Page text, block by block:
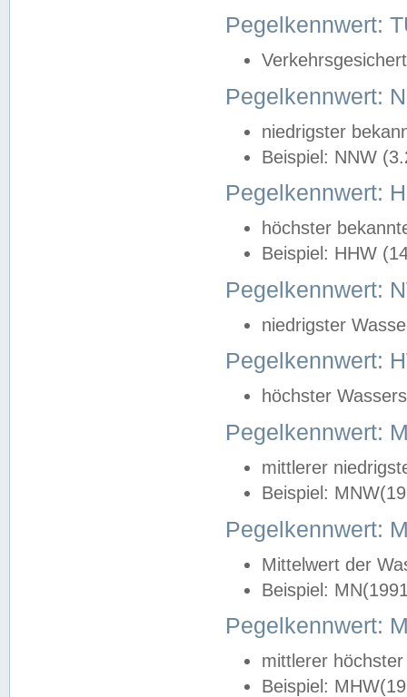
Pegelkennwert:
Pegelkennwert:
niedrigster
Beispiel: NNW
Pegelkennwert:
höchster
Beispiel: HHW
Pegelkennwert:
niedrigster
Pegelkennwert:
höchster
Pegelkennwert:
mittlerer
Beispiel:
Pegelkennwert:
Mittelwert der
Beispiel:
Pegelkennwert:
mittlerer
Beispiel: